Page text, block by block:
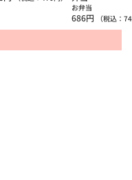
お弁当
686円 （税込：